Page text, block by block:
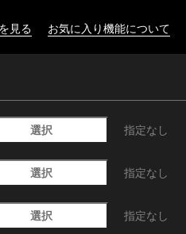
見る お気に入り機能について
選択 指定なし
選択 指定なし
選択 指定なし